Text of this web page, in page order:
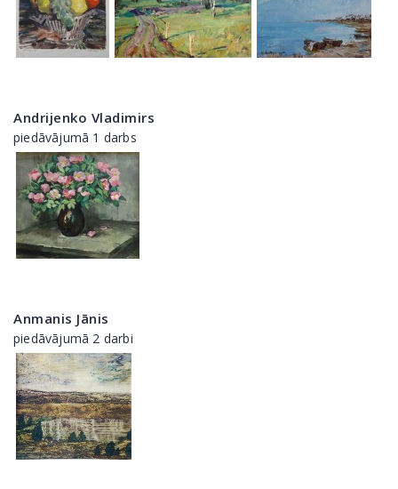
Andrijenko Vladimirs
piedāvājumā 1 darbs
Anmanis Jānis
piedāvājumā 2 darbi